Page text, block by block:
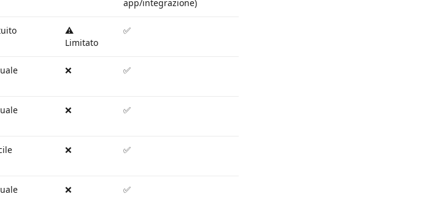
app/integrazione)
⚠️
Limitato
✅
❌ ✅
❌ ✅
❌ ✅
❌ ✅